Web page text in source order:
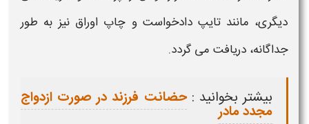
دیگری، مانند تایپدادخواستو چاپ اوراق نیز به طور
جداگانه، دریافت می گردد.
بیشتر بخوانید : حضانت فرزند در صورت ازدواج
مجدد مادر